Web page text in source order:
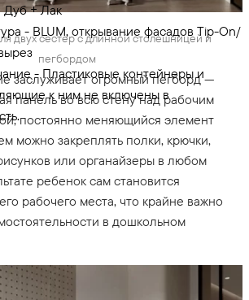
двух сестер с длинной столешницей и
пегбордом
+ Лак
- BLUM, открывание фасадов Tip-On/
- Пластиковые контейнеры и
к ним не включены в
заслуживает огромный пегборд —
панель во всю стену над рабочим
постоянно меняющийся элемент
можно закреплять полки, крючки,
или органайзеры в любом
ребенок сам становится
рабочего места, что крайне важно
в дошкольном